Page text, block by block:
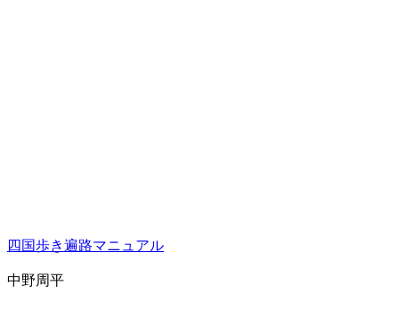
四国歩き遍路マニュアル
中野周平